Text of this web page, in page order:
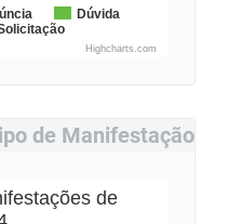
Dúvida
Highcharts.com
de Manifestação
de